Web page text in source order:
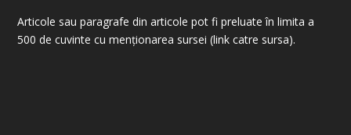
Articole sau paragrafe din articole pot fi preluate în limita a
500 de cuvinte cu menționarea sursei (link catre sursa).